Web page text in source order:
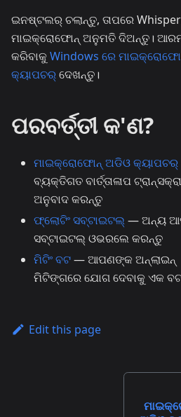
ଇନଷ୍ଟଲର୍ ଚଲାନ୍ତୁ, ତାପରେ
ମାଇକ୍ରୋଫୋନ୍ ଅନୁମତି ଦିଅନ୍ତୁ।
କରିବାକୁWindows ରେ
କ୍ୟାପଚର୍ଦେଖନ୍ତୁ।
ପରବର୍ତ୍ତୀ କ'ଣ?
ମାଇକ୍ରୋଫୋନ୍ ଅଡିଓ କ୍ୟାପଚର୍
ବ୍ୟକ୍ତିଗତ ବାର୍ତ୍ତାଳାପ
ଅନୁବାଦ କରନ୍ତୁ
ଫ୍ଲୋଟିଂ ସବ୍‌ଟାଇଟଲ୍— ଅନ୍ୟ
ସବ୍‌ଟାଇଟଲ୍ ଓଭରଲେ କରନ୍ତୁ
ମିଟିଂ ବଟ— ଆପଣଙ୍କ ଅନ୍‌ଲାଇନ୍
ମିଟିଙ୍ଗରେ ଯୋଗ ଦେବାକୁ ଏକ
Edit this page